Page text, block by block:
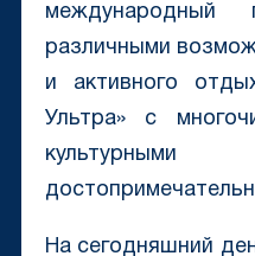
различными
и активного
Ультра» с
На сегодняшний